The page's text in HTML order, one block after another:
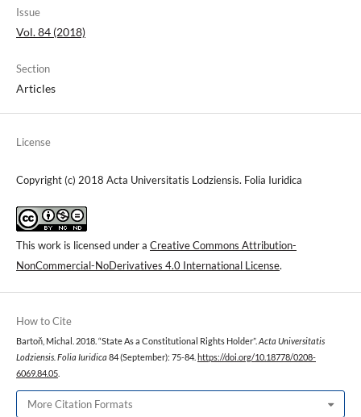
Issue
Vol. 84 (2018)
Section
Articles
License
Copyright (c) 2018 Acta Universitatis Lodziensis. Folia Iuridica
This work is licensed under a Creative Commons Attribution-
NonCommercial-NoDerivatives 4.0 International License.
How to Cite
Bartoň, Michal. 2018. “State As a Constitutional Rights Holder”. Acta Universitatis
Lodziensis. Folia Iuridica 84 (September): 75-84. https://doi.org/10.18778/0208-
6069.84.05
More Citation Formats